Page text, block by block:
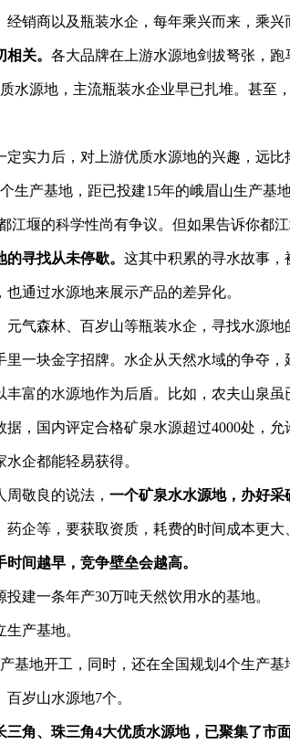
销商以及瓶装水企，每年乘兴而来，乘兴
关。 各大品牌在上游水源地剑拔弩张，跑
水源地，主流瓶装水企业早已扎堆。甚至
实力后，对上游优质水源地的兴趣，远比
生产基地，距已投建15年的峨眉山生产基
江堰的科学性尚有争议。但如果告诉你都
寻找从未停歇。 这其中积累的寻水故事，
通过水源地来展示产品的差异化。
气森林、百岁山等瓶装水企，寻找水源地
一块金字招牌。水企从天然水域的争夺
富的水源地作为后盾。比如，农夫山泉
，国内评定合格矿泉水源超过4000处，
企都能轻易获得。
敬良的说法， 一个矿泉水水源地，办好采
企等，要获取资质，耗费的时间成本更大
间越早，竞争壁垒会越高。
建一条年产30万吨天然饮用水的基地。
产基地。
基地开工，同时，还在全国规划4个生产基
岁山水源地7个。
角、珠三角4大优质水源地，已聚集了市